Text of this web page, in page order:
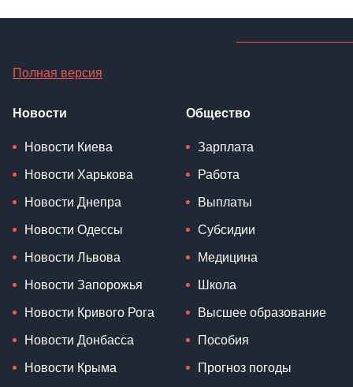
Полная версия
Новости
Новости Киева
Новости Харькова
Новости Днепра
Новости Одессы
Новости Львова
Новости Запорожья
Новости Кривого Рога
Новости Донбасса
Новости Крыма
Общество
Зарплата
Работа
Выплаты
Субсидии
Медицина
Школа
Высшее образование
Пособия
Прогноз погоды